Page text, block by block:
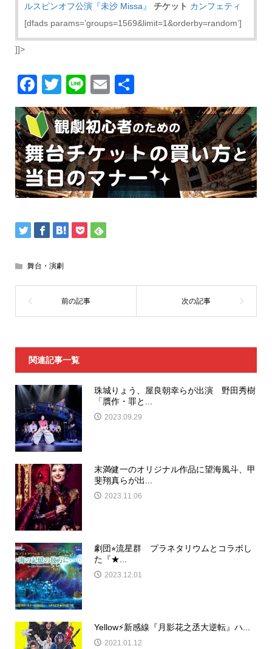
ルスピンオフ公演『未沙 Missa』 チケット カンフェティ
[dfads params=’groups=1569&limit=1&orderby=random’]
]]>
Facebook
Twitter
LineEmail
有
舞台・演劇
関連記事一覧
珠城りょう、屋良朝幸らが出演 野田秀樹
「贋作・罪と...
2023.09.29
末満健一のオリジナル作品に望海風斗、甲
斐翔真らが出...
2023.11.06
劇団⭐︎流星群 プラネタリウムとコラボし
た『★...
2023.12.01
Yellow⚡️新感線『月影花之丞大逆転』ハ...
2021.01.12